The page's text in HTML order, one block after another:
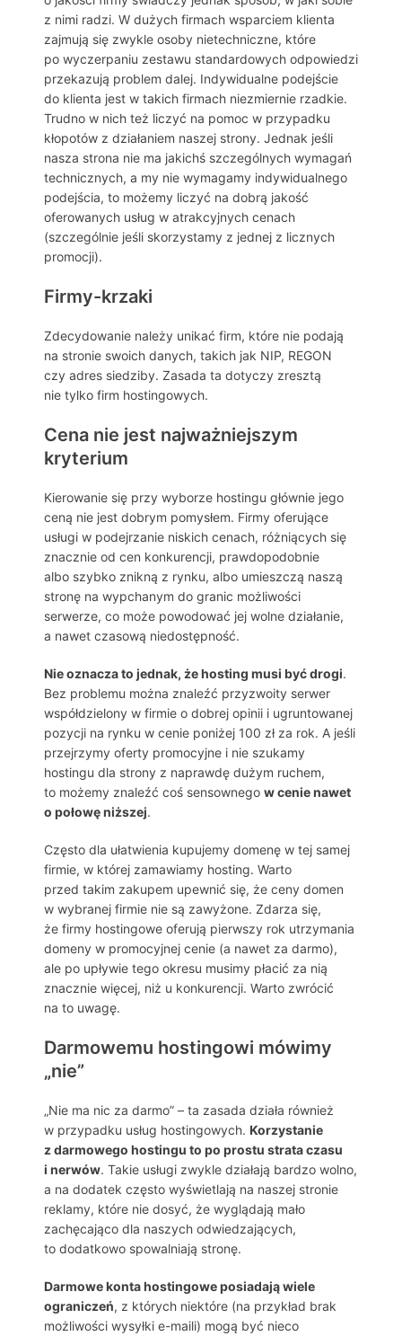
z nimi radzi. W dużych firmach wsparciem klienta
zajmują się zwykle osoby nietechniczne, które
po wyczerpaniu zestawu standardowych odpowiedzi
przekazują problem dalej. Indywidualne podejście
do klienta jest w takich firmach niezmiernie rzadkie.
Trudno w nich też liczyć na pomoc w przypadku
kłopotów z działaniem naszej strony. Jednak jeśli
nasza strona nie ma jakichś szczególnych wymagań
technicznych, a my nie wymagamy indywidualnego
podejścia, to możemy liczyć na dobrą jakość
oferowanych usług w atrakcyjnych cenach
(szczególnie jeśli skorzystamy z jednej z licznych
promocji).
Firmy-krzaki
Zdecydowanie należy unikać firm, które nie podają
na stronie swoich danych, takich jak NIP, REGON
czy adres siedziby. Zasada ta dotyczy zresztą
nie tylko firm hostingowych.
Cena nie jest najważniejszym
kryterium
Kierowanie się przy wyborze hostingu głównie jego
ceną nie jest dobrym pomysłem. Firmy oferujące
usługi w podejrzanie niskich cenach, różniących się
znacznie od cen konkurencji, prawdopodobnie
albo szybko znikną z rynku, albo umieszczą naszą
stronę na wypchanym do granic możliwości
serwerze, co może powodować jej wolne działanie,
a nawet czasową niedostępność.
Nie oznacza to jednak, że hosting musi być drogi.
Bez problemu można znaleźć przyzwoity serwer
współdzielony w firmie o dobrej opinii i ugruntowanej
pozycji na rynku w cenie poniżej 100 zł za rok. A jeśli
przejrzymy oferty promocyjne i nie szukamy
hostingu dla strony z naprawdę dużym ruchem,
to możemy znaleźć coś sensownego w cenie nawet
o połowę niższej.
Często dla ułatwienia kupujemy domenę w tej samej
firmie, w której zamawiamy hosting. Warto
przed takim zakupem upewnić się, że ceny domen
w wybranej firmie nie są zawyżone. Zdarza się,
że firmy hostingowe oferują pierwszy rok utrzymania
domeny w promocyjnej cenie (a nawet za darmo),
ale po upływie tego okresu musimy płacić za nią
znacznie więcej, niż u konkurencji. Warto zwrócić
na to uwagę.
Darmowemu hostingowi mówimy
„nie”
„Nie ma nic za darmo” – ta zasada działa również
w przypadku usług hostingowych. Korzystanie
z darmowego hostingu to po prostu strata czasu
i nerwów. Takie usługi zwykle działają bardzo wolno,
a na dodatek często wyświetlają na naszej stronie
reklamy, które nie dosyć, że wyglądają mało
zachęcająco dla naszych odwiedzających,
to dodatkowo spowalniają stronę.
Darmowe konta hostingowe posiadają wiele
ograniczeń, z których niektóre (na przykład brak
możliwości wysyłki e-maili) mogą być nieco